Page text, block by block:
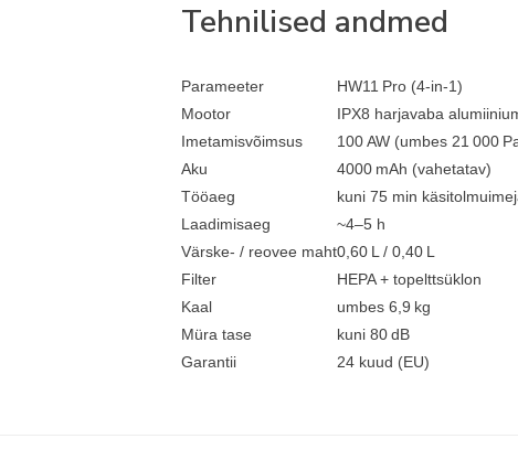
Tehnilised andmed
Parameeter
HW11 Pro (4‑in‑1)
Mootor
IPX8 harjavaba
Imetamisvõimsus
100 AW (umbes 21 000
Aku
4000 mAh (vahetatav)
Tööaeg
kuni 75 min
Laadimisaeg
~4–5 h
Värske- / reovee maht0,60 L / 0,40 L
Filter
HEPA + topelttsüklon
Kaal
umbes 6,9 kg
Müra tase
kuni 80 dB
Garantii
24 kuud (EU)